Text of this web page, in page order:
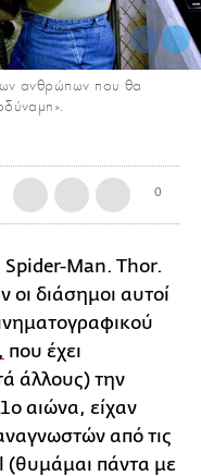
ανθρώπων που θα
0
Spider-Man. Thor.
διάσημοι αυτοί
που έχει
άλλους) την
αιώνα, είχαν
από τις
(θυμάμαι πάντα με